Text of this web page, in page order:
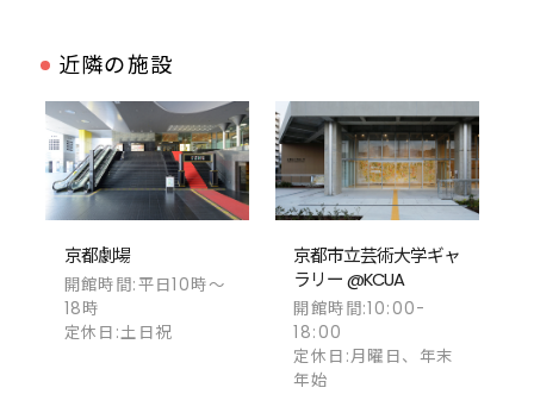
近隣の施設
京都劇場
開館時間:平日10時～
18時
定休日:土日祝
京都市立芸術大学ギャ
ラリー @KCUA
開館時間:10:00-
18:00
定休日:月曜日、年末
年始